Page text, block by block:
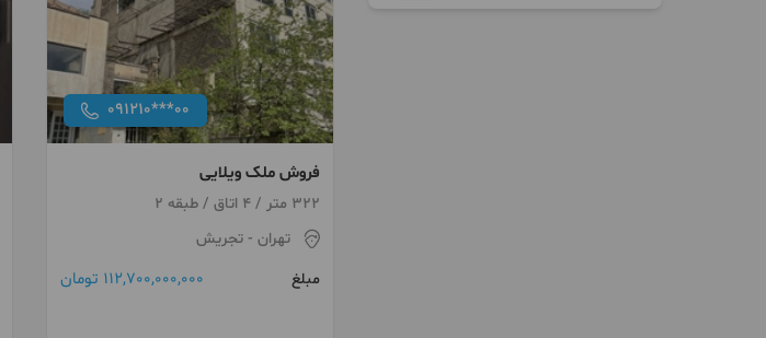
091210***00
فروش ملک ویلایی
322 متر / 4 اتاق / طبقه 2
تهران - تجریش
مبلغ
112,700,000,000 تومان